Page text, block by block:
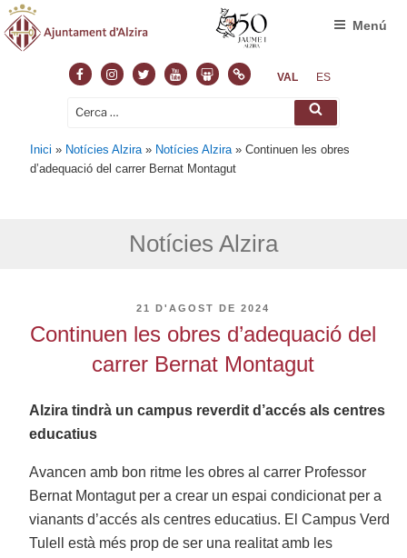
FacebookInstagram
TwitterYoutubeSlideshare
NormasVAL ES
Cerca: Cerca
Menú
Inici » Notícies Alzira » Notícies Alzira »Continuen les obres
d’adequació del carrer Bernat Montagut
Notícies Alzira
PUBLICAT
21 D'AGOST DE 2024
Continuen les obres d’adequació del
carrer Bernat Montagut
Alzira tindrà un campus reverdit d’accés als centres
educatius
Avancen amb bon ritme les obres al carrer Professor
Bernat Montagut per a crear un espai condicionat per a
vianants d’accés als centres educatius. El Campus Verd
Tulell està més prop de ser una realitat amb les